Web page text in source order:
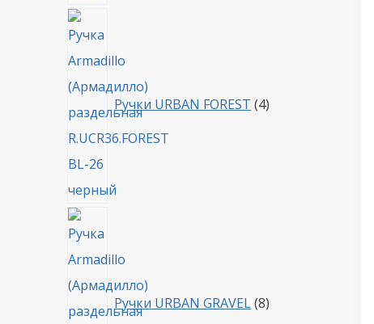
Ручки URBAN FOREST 4
Ручки URBAN GRAVEL 8